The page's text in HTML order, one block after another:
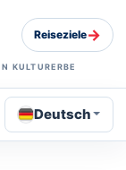
KULTURERBE
Reiseziele→
Deutsch